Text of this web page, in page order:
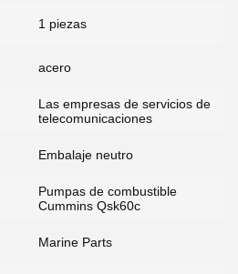
1 piezas
acero
Las empresas de servicios de
telecomunicaciones
Embalaje neutro
Pumpas de combustible
Cummins Qsk60c
Marine Parts